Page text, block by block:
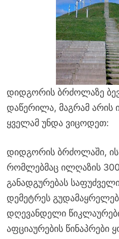
დიდგორის ბრძოლაზე
დაწერილა, მაგრამ
ყველამ უნდა ვიცოდეთ:
დიდგორის ბრძოლაში,
რომლებმაც ილღაზის
განადგურებას
დემეტრეს
დღევანდელი
აფციაურების წინაპრები